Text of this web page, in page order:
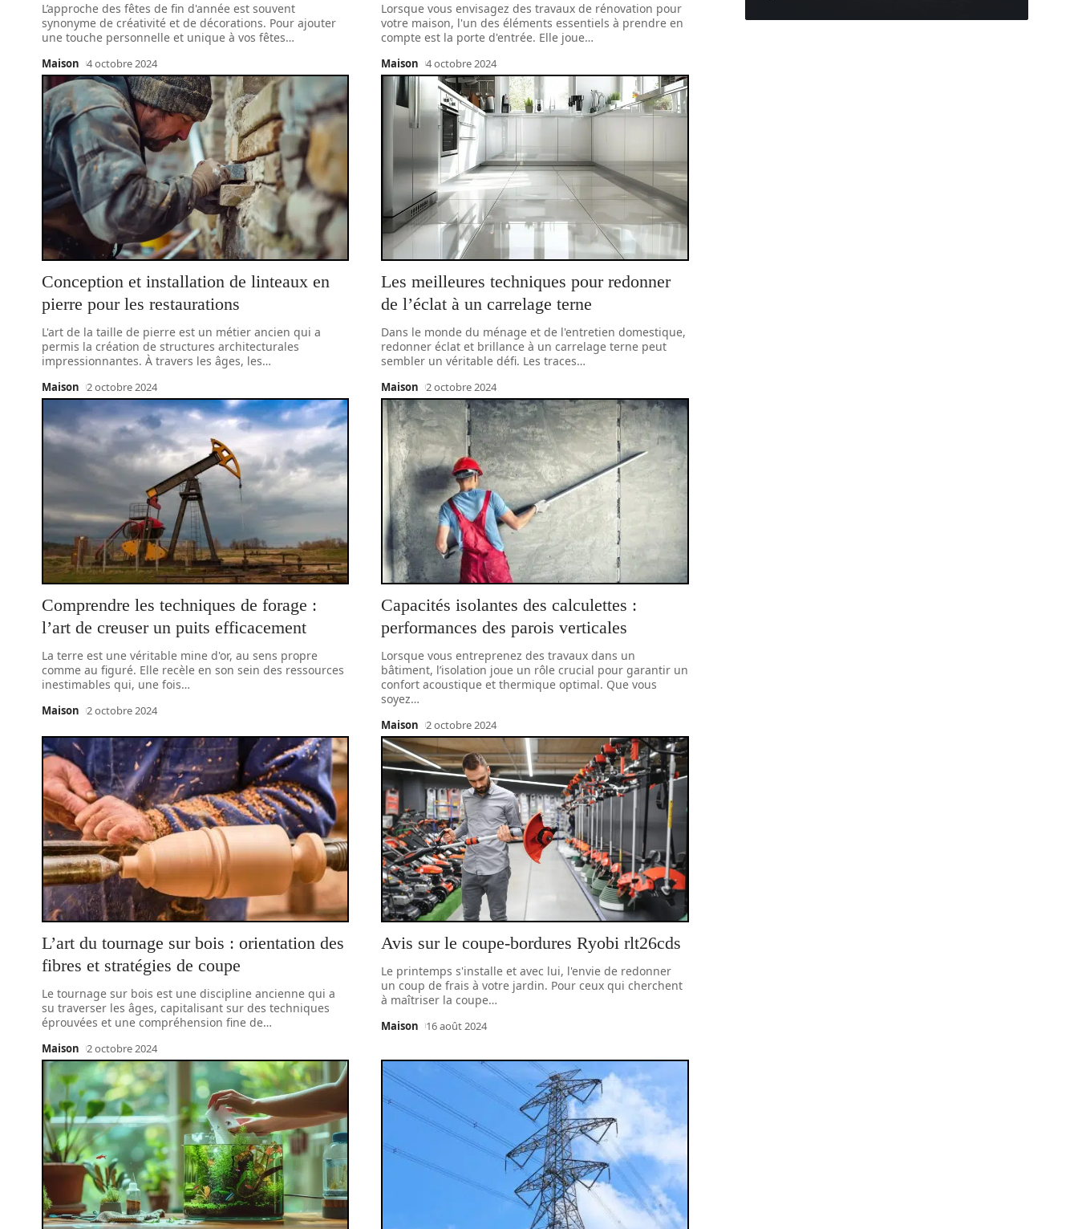
L’approche des fêtes de fin d'année est souvent
synonyme de créativité et de décorations. Pour ajouter
une touche personnelle et unique à vos fêtes…
Maison 4 octobre 2024
Lorsque vous envisagez des travaux de rénovation pour
votre maison, l'un des éléments essentiels à prendre en
compte est la porte d'entrée. Elle joue…
Maison 4 octobre 2024
Conception et installation de linteaux en
pierre pour les restaurations
L'art de la taille de pierre est un métier ancien qui a
permis la création de structures architecturales
impressionnantes. À travers les âges, les…
Maison 2 octobre 2024
Les meilleures techniques pour redonner
de l’éclat à un carrelage terne
Dans le monde du ménage et de l'entretien domestique,
redonner éclat et brillance à un carrelage terne peut
sembler un véritable défi. Les traces…
Maison 2 octobre 2024
Comprendre les techniques de forage :
l’art de creuser un puits efficacement
La terre est une véritable mine d'or, au sens propre
comme au figuré. Elle recèle en son sein des ressources
inestimables qui, une fois…
Maison 2 octobre 2024
Capacités isolantes des calculettes :
performances des parois verticales
Lorsque vous entreprenez des travaux dans un
bâtiment, l’isolation joue un rôle crucial pour garantir un
confort acoustique et thermique optimal. Que vous
soyez…
Maison 2 octobre 2024
L’art du tournage sur bois : orientation des
fibres et stratégies de coupe
Le tournage sur bois est une discipline ancienne qui a
su traverser les âges, capitalisant sur des techniques
éprouvées et une compréhension fine de…
Maison 2 octobre 2024
Avis sur le coupe-bordures Ryobi rlt26cds
Le printemps s'installe et avec lui, l'envie de redonner
un coup de frais à votre jardin. Pour ceux qui cherchent
à maîtriser la coupe…
Maison 16 août 2024